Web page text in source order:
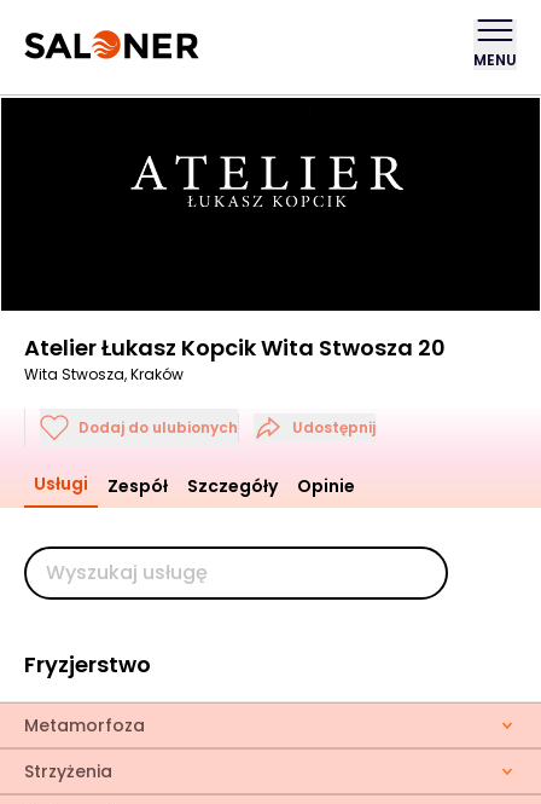
MENU
Atelier Łukasz Kopcik Wita Stwosza 20
Wita Stwosza, Kraków
Dodaj do ulubionych Udostępnij
Usługi Zespół Szczegóły Opinie
Fryzjerstwo
Metamorfoza
Strzyżenia